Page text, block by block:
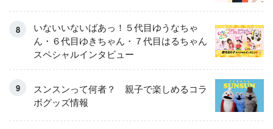
いないいないばあっ！５代目ゆうなちゃ
ん・６代目ゆきちゃん・７代目はるちゃん
スペシャルインタビュー
スンスンって何者？ 親子で楽しめるコラ
ボグッズ情報